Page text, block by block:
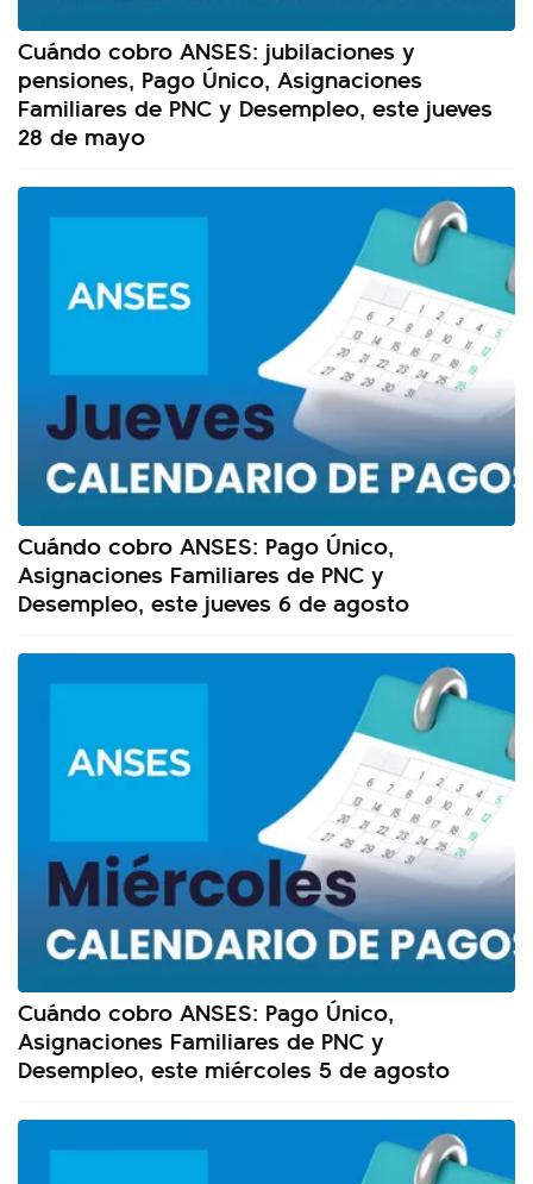
Cuándo cobro ANSES: jubilaciones y
pensiones, Pago Único, Asignaciones
Familiares de PNC y Desempleo, este jueves
28 de mayo
Cuándo cobro ANSES: Pago Único,
Asignaciones Familiares de PNC y
Desempleo, este jueves 6 de agosto
Cuándo cobro ANSES: Pago Único,
Asignaciones Familiares de PNC y
Desempleo, este miércoles 5 de agosto